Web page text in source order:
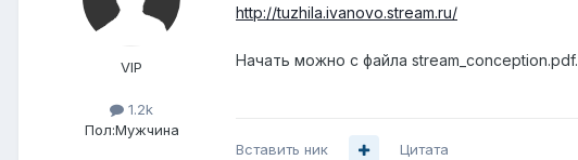
VIP
1.2k
Пол:Мужчина
http://tuzhila.ivanovo.stream.ru/
Начать можно с файла stream_conception.pdf.
Вставить ник Цитата